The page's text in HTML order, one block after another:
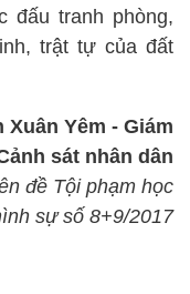
đấu tranh phòng,
trật tự của đất
Yêm - Giám
sát nhân dân
đề Tội phạm học
sự số 8+9/2017